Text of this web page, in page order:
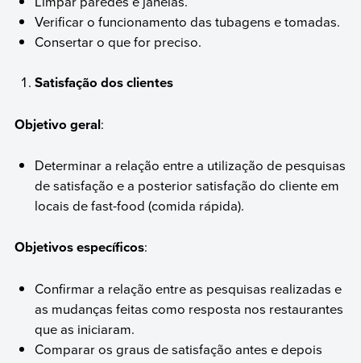
Verificar o funcionamento das tubagens e tomadas.
Consertar o que for preciso.
Satisfação dos clientes
Objetivo geral:
Determinar a relação entre a utilização de pesquisas
de satisfação e a posterior satisfação do cliente em
locais de fast-food (comida rápida).
Objetivos específicos:
Confirmar a relação entre as pesquisas realizadas e
as mudanças feitas como resposta nos restaurantes
que as iniciaram.
Comparar os graus de satisfação antes e depois